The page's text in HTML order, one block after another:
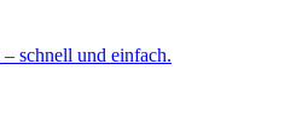
schnell und einfach.